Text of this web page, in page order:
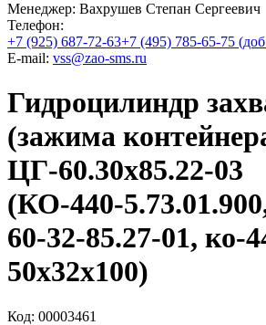
Менеджер: Вахрушев Степан Сергеевич
Телефон:
+7 (925) 687-72-63+7 (495) 785-65-75
E-mail: vss@zao-sms.ru
Гидроцилиндр
(зажима
ЦГ-60.30х85.22-03
(КО-440-
60-32-85.27-01, ко-
50х32х100)
Код: 00003461